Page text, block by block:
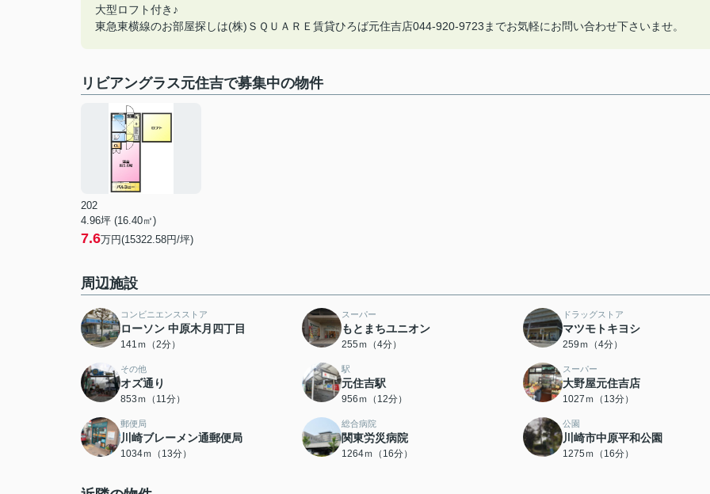
大型ロフト付き♪
東急東横線のお部屋探しは(株)ＳＱＵＡＲＥ賃貸ひろば元住吉店044-920-9723までお気軽にお問い合わせ下さいませ。
リビアングラス元住吉で募集中の物件
202
4.96坪 (16.40㎡)
7.6万円(15322.58円/坪)
周辺施設
コンビニエンスストア
ローソン 中原木月四丁目
141ｍ（2分）
スーパー
もとまちユニオン
255ｍ（4分）
ドラッグストア
マツモトキヨシ
259ｍ（4分）
その他
オズ通り
853ｍ（11分）
駅
元住吉駅
956ｍ（12分）
スーパー
大野屋元住吉店
1027ｍ（13分）
郵便局
川崎ブレーメン通郵便局
1034ｍ（13分）
総合病院
関東労災病院
1264ｍ（16分）
公園
川崎市中原平和公園
1275ｍ（16分）